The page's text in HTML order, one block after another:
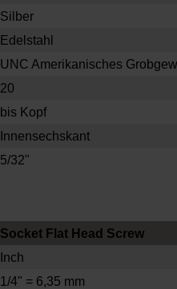
Silber
Edelstahl
UNC Amerikanisches
20
bis Kopf
Innensechskant
5/32"
Socket Flat Head Screw
Inch
1/4" = 6,35 mm